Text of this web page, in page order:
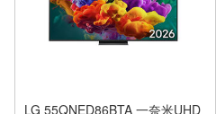
LG 55QNED86BTA 一奈米UHD